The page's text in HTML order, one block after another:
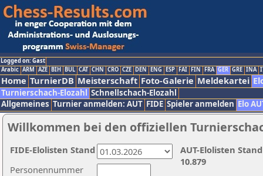
Logged on: Gast
Arabic ARM AZE BIH BUL CAT CHN CRO CZE DEN ENG ESP FAI FIN FRA GER GRE INA
Home TurnierDB Meisterschaft Foto-Galerie Meldekartei
Turnierschach-Elozahl Schnellschach-Elozahl
Allgemeines Turnier anmelden: AUT FIDE Spieler anmelden Elo
Willkommen bei den offiziellen
Personennummer
AUT-Elolisten
10.879
FIDE-Elolisten Stand